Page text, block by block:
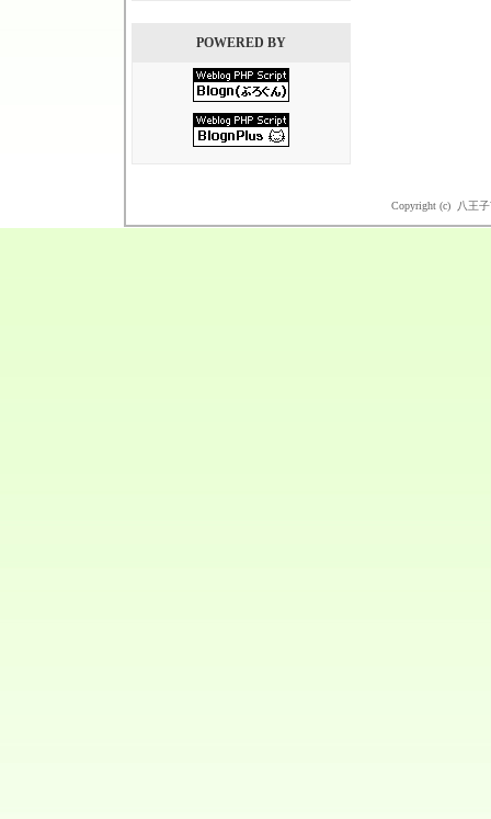
POWERED BY
Copyright (c) 八王